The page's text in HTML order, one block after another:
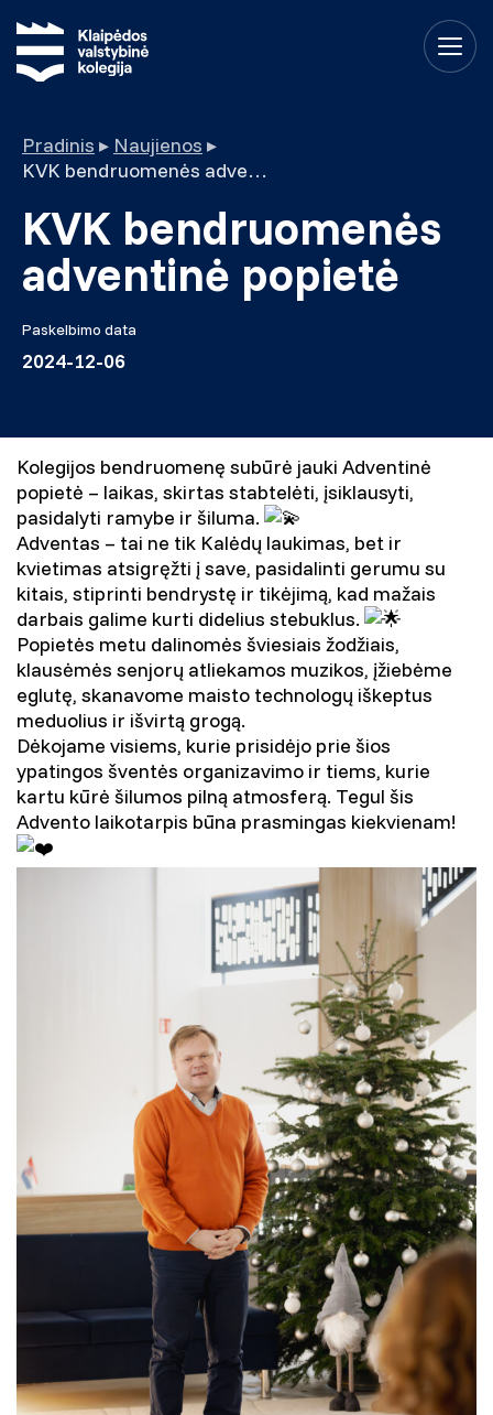
Pradinis ▸ Naujienos ▸
KVK bendruomenės adventinė popietė
KVK bendruomenės
adventinė popietė
Paskelbimo data
2024-12-06
Kolegijos bendruomenę subūrė jauki Adventinė
popietė – laikas, skirtas stabtelėti, įsiklausyti,
pasidalyti ramybe ir šiluma.
Adventas – tai ne tik Kalėdų laukimas, bet ir
kvietimas atsigręžti į save, pasidalinti gerumu su
kitais, stiprinti bendrystę ir tikėjimą, kad mažais
darbais galime kurti didelius stebuklus.
Popietės metu dalinomės šviesiais žodžiais,
klausėmės senjorų atliekamos muzikos, įžiebėme
eglutę, skanavome maisto technologų iškeptus
meduolius ir išvirtą grogą.
Dėkojame visiems, kurie prisidėjo prie šios
ypatingos šventės organizavimo ir tiems, kurie
kartu kūrė šilumos pilną atmosferą. Tegul šis
Advento laikotarpis būna prasmingas kiekvienam!